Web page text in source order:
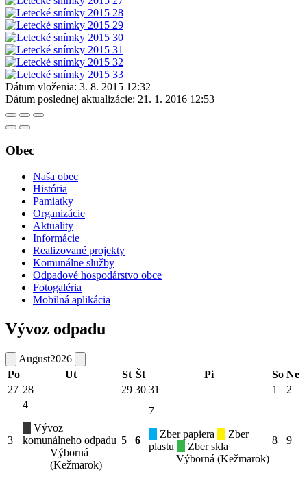
Dátum vloženia: 3. 8. 2015 12:32
Dátum poslednej aktualizácie: 21. 1. 2016 12:53
Obec
Naša obec
História
Pamiatky
Organizácie
Aktuality
Informácie
Realizované projekty
Komunálne služby
Odpadové hospodárstvo obce
Fotogaléria
Mobilná aplikácia
Vývoz odpadu
August2026
Po
Ut St Št Pi So Ne
27 28 29 30 31 1 2
3
4
Vývoz
komunálneho odpadu
Výborná
(Kežmarok)
5 6
7
Zber papiera
Zber
plastu
Zber skla
Výborná (Kežmarok)
8 9